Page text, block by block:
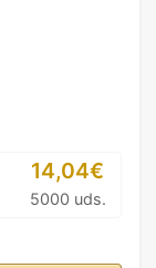
14,04€
5000 uds.